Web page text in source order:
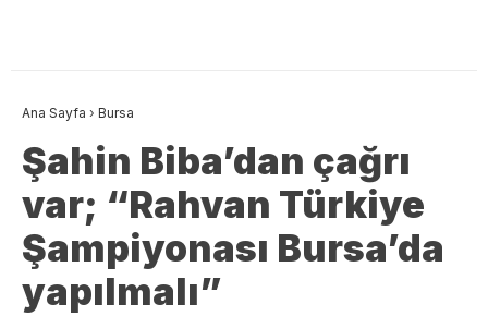
Ana Sayfa › Bursa
Şahin Biba’dan çağrı
var; “Rahvan Türkiye
Şampiyonası Bursa’da
yapılmalı”